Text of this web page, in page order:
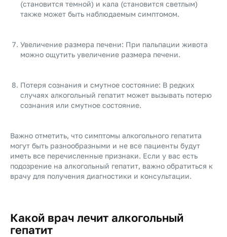
(становится темной) и кала (становится светлым)
также может быть наблюдаемым симптомом.
Увеличение размера печени: При пальпации живота
можно ощутить увеличение размера печени.
Потеря сознания и смутное состояние: В редких
случаях алкогольный гепатит может вызывать потерю
сознания или смутное состояние.
Важно отметить, что симптомы алкогольного гепатита
могут быть разнообразными и не все пациенты будут
иметь все перечисленные признаки. Если у вас есть
подозрение на алкогольный гепатит, важно обратиться к
врачу для получения диагностики и консультации.
Какой врач лечит алкогольный
гепатит